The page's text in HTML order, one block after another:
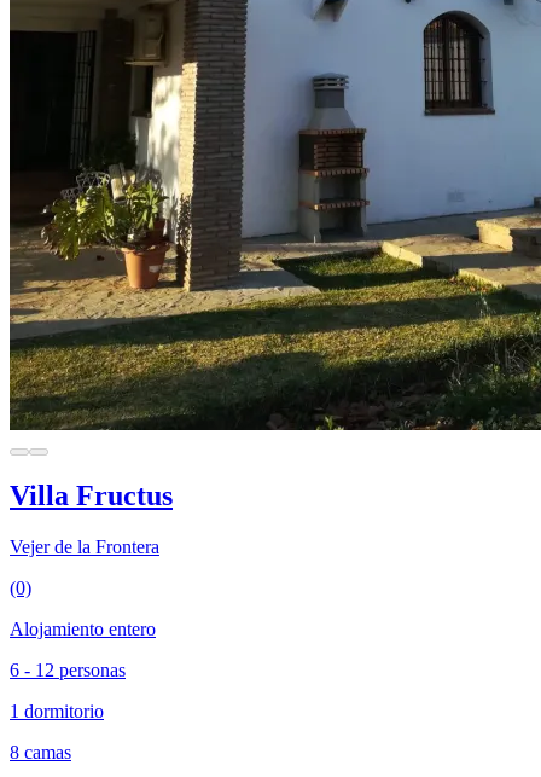
Villa Fructus
Vejer de la Frontera
(0)
Alojamiento entero
6 - 12 personas
1 dormitorio
8 camas